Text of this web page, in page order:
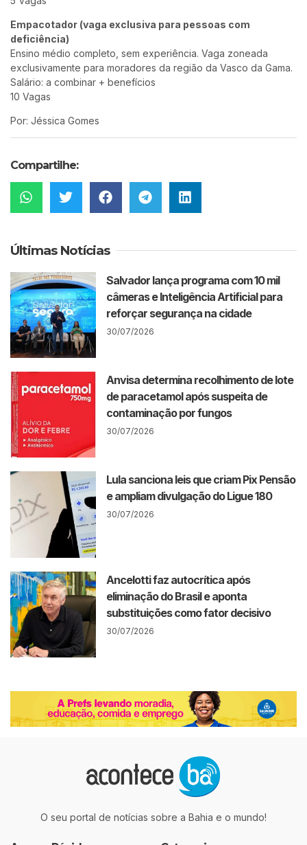
Empacotador (vaga exclusiva para pessoas com
deficiência)
Ensino médio completo, sem experiência. Vaga zoneada
exclusivamente para moradores da região da Vasco da Gama.
Salário: a combinar + benefícios
10 Vagas
Por: Jéssica Gomes
Compartilhe:
Últimas Notícias
Salvador lança programa com 10 mil
câmeras e Inteligência Artificial para
reforçar segurança na cidade
30/07/2026
Anvisa determina recolhimento de lote
de paracetamol após suspeita de
contaminação por fungos
30/07/2026
Lula sanciona leis que criam Pix Pensão
e ampliam divulgação do Ligue 180
30/07/2026
Ancelotti faz autocrítica após
eliminação do Brasil e aponta
substituições como fator decisivo
30/07/2026
O seu portal de notícias sobre a Bahia e o mundo!